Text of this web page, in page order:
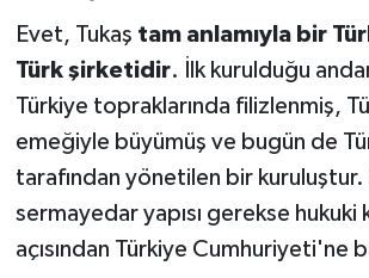
Evet, Tukaş tam anlamıyla bir
Türk şirketidir. İlk kurulduğu
Türkiye topraklarında filizlenmiş,
emeğiyle büyümüş ve bugün de
tarafından yönetilen bir
sermayedar yapısı gerekse hukuki
açısından Türkiye Cumhuriyeti'ne